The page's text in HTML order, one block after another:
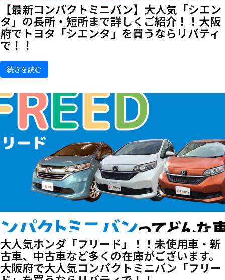
【最新コンパクトミニバン】大人気「シエン
タ」の長所・短所まで詳しくご紹介！！大阪
府でトヨタ「シエンタ」を買うならリバティ
で！！
続きを読む
大人気ホンダ「フリード」！！未使用車・新
古車、中古車など多くの在庫がございます。
大阪府で大人気コンパクトミニバン「フリー